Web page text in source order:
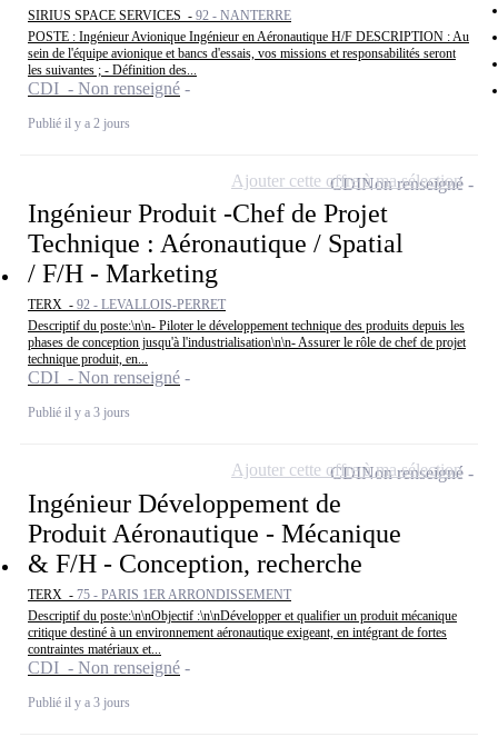
SIRIUS SPACE SERVICES - 92 - NANTERRE
POSTE : Ingénieur Avionique Ingénieur en Aéronautique H/F DESCRIPTION : Au
sein de l'équipe avionique et bancs d'essais, vos missions et responsabilités seront
les suivantes ; - Définition des...
CDI - Non renseigné
Publié il y a 2 jours
Ingénieur Produit -Chef de Projet
Technique : Aéronautique / Spatial
/ F/H - Marketing
TERX - 92 - LEVALLOIS-PERRET
Descriptif du poste:\n\n- Piloter le développement technique des produits depuis les
phases de conception jusqu'à l'industrialisation\n\n- Assurer le rôle de chef de projet
technique produit, en...
CDI - Non renseigné
Publié il y a 3 jours
CDINon renseigné
Ajouter cette offre à ma sélection
Ingénieur Développement de
Produit Aéronautique - Mécanique
& F/H - Conception, recherche
TERX - 75 - PARIS 1ER ARRONDISSEMENT
Descriptif du poste:\n\nObjectif :\n\nDévelopper et qualifier un produit mécanique
critique destiné à un environnement aéronautique exigeant, en intégrant de fortes
contraintes matériaux et...
CDI - Non renseigné
Publié il y a 3 jours
CDINon renseigné
Ajouter cette offre à ma sélection